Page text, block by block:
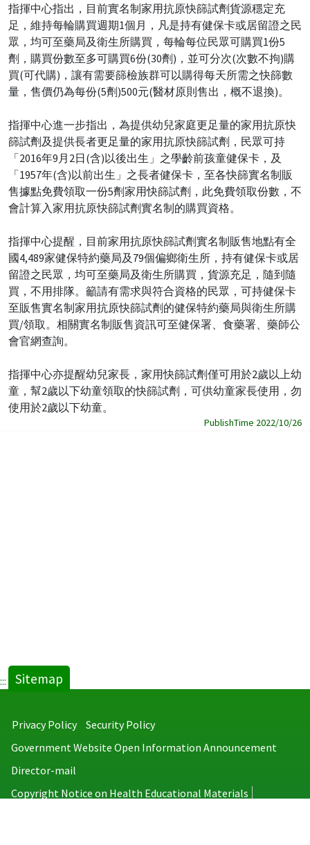
指揮中心指出，目前實名制家用抗原快篩試劑貨源穩定充
足，維持每輪購買週期1個月，凡是持有健保卡或居留證之民
眾，均可至藥局及衛生所購買，每輪每位民眾可購買1份5
劑，購買份數至多可購買6份(30劑)，並可分次(次數不拘)購
買(可代購)，讓有需要篩檢族群可以購得每天所需之快篩數
量，售價仍為每份(5劑)500元(醫材原則售出，概不退換)。
指揮中心進一步指出，為提供幼兒家庭更足量的家用抗原快
篩試劑及提供長者更足量的家用抗原快篩試劑，民眾可持
「2016年9月2日(含)以後出生」之學齡前孩童健保卡，及
「1957年(含)以前出生」之長者健保卡，至各快篩實名制販
售據點免費領取一份5劑家用快篩試劑，此免費領取份數，不
會計算入家用抗原快篩試劑實名制的購買資格。
指揮中心提醒，目前家用抗原快篩試劑實名制販售地點有全
國4,489家健保特約藥局及79個偏鄉衛生所，持有健保卡或居
留證之民眾，均可至藥局及衛生所購買，貨源充足，隨到隨
買，不用排隊。籲請有需求與符合資格的民眾，可持健保卡
至販售實名制家用抗原快篩試劑的健保特約藥局與衛生所購
買/領取。相關實名制販售資訊可至健保署、食藥署、藥師公
會官網查詢。
指揮中心亦提醒幼兒家長，家用快篩試劑僅可用於2歲以上幼
童，幫2歲以下幼童領取的快篩試劑，可供幼童家長使用，勿
使用於2歲以下幼童。
PublishTime 2022/10/26
::: Sitemap
Privacy Policy
Security Policy
Government Website Open Information Announcement
Director-mail
Copyright Notice on Health Educational Materials